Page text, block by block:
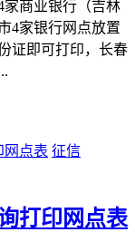
家商业银行（吉林
4家银行网点放置
证即可打印，长春
征信
打印网点表